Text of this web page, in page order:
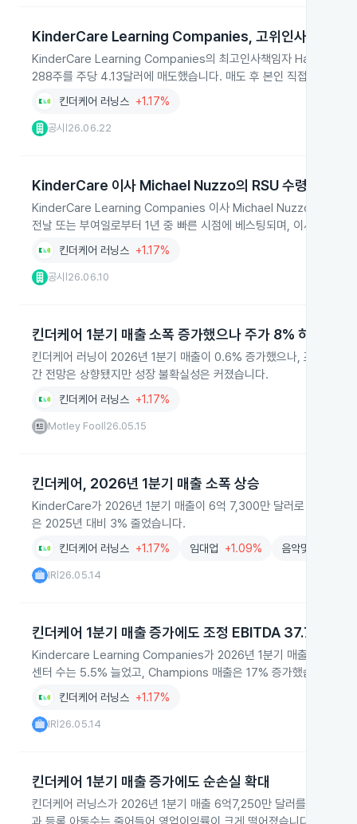
KinderCare Learning Companies, 고위인사 RSU 주
KinderCare Learning Companies의 최고인사책임자 Harrah
288주를 주당 4.13달러에 매도했습니다. 매도 후 본인 직접 보유 주
킨더케어 러닝스 +1.17%
공시 26.06.22
KinderCare 이사 Michael Nuzzo의 RSU 수령
KinderCare Learning Companies 이사 Michael Nuzzo가 2026년
전날 또는 부여일로부터 1년 중 빠른 시점에 베스팅되며, 이사직 유지
킨더케어 러닝스 +1.17%
공시 26.06.10
킨더케어 1분기 매출 소폭 증가했으나 주가 8% 하락
킨더케어 러닝이 2026년 1분기 매출이 0.6% 증가했으나, 조기교육
간 전망은 상향됐지만 성장 불확실성은 커졌습니다.
킨더케어 러닝스 +1.17%
Motley Fool 26.05.15
킨더케어, 2026년 1분기 매출 소폭 상승
KinderCare가 2026년 1분기 매출이 6억 7,300만 달러로 소폭 증가
은 2025년 대비 3% 줄었습니다.
킨더케어 러닝스 +1.17% 임대업 +1.09% 음악및오디오물
IR 26.05.14
킨더케어 1분기 매출 증가에도 조정 EBITDA 37.7% 감소
Kindercare Learning Companies가 2026년 1분기 매출이 6억
센터 수는 5.5% 늘었고, Champions 매출은 17% 증가했습니다.
킨더케어 러닝스 +1.17%
IR 26.05.14
킨더케어 1분기 매출 증가에도 순손실 확대
킨더케어 러닝스가 2026년 1분기 매출 6억7,250만 달러를 기록했